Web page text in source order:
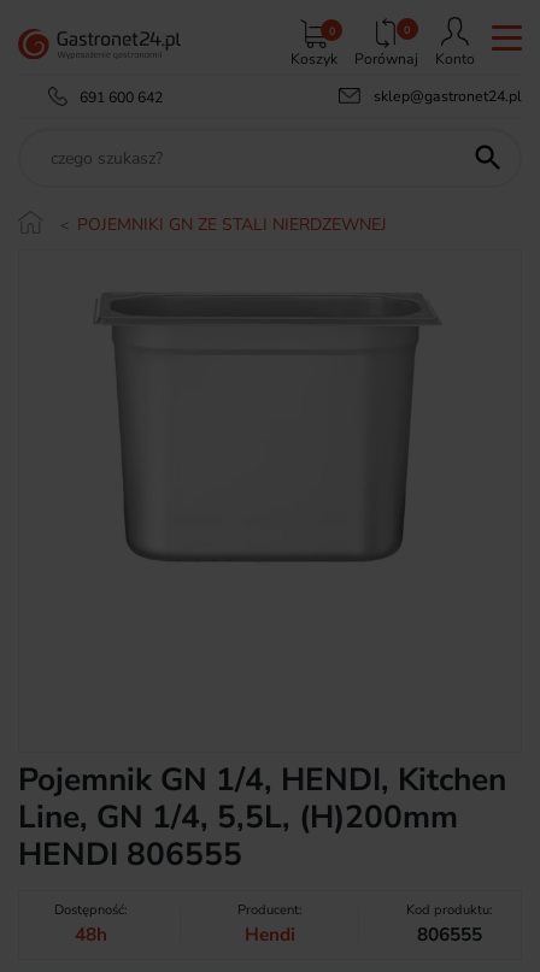
Koszyk
0 0
Porównaj
Konto
691 600 642
sklep@gastronet24.pl

POJEMNIKI GN ZE STALI NIERDZEWNEJ
Pojemnik GN 1/4, HENDI, Kitchen
Line, GN 1/4, 5,5L, (H)200mm
HENDI 806555
Dostępność:
48h
Producent:
Hendi
Kod produktu:
806555